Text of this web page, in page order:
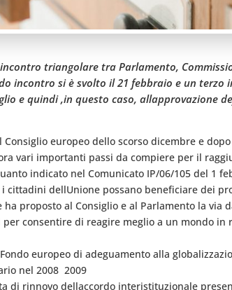
triangolare tra Parlamento,
incontro si è svolto il 21 febbraio e un
e quindi ,in questo caso,
europeo dello scorso dicembre e
vari importanti passi da compiere per il
indicato nel Comunicato IP/06/105 del 1
dellUnione possano beneficiare dei
proposto al Consiglio e al Parlamento la via
consentire di reagire meglio a un mondo
europeo di adeguamento alla
nel 2008  2009
di rinnovo dellaccordo interistituzionale